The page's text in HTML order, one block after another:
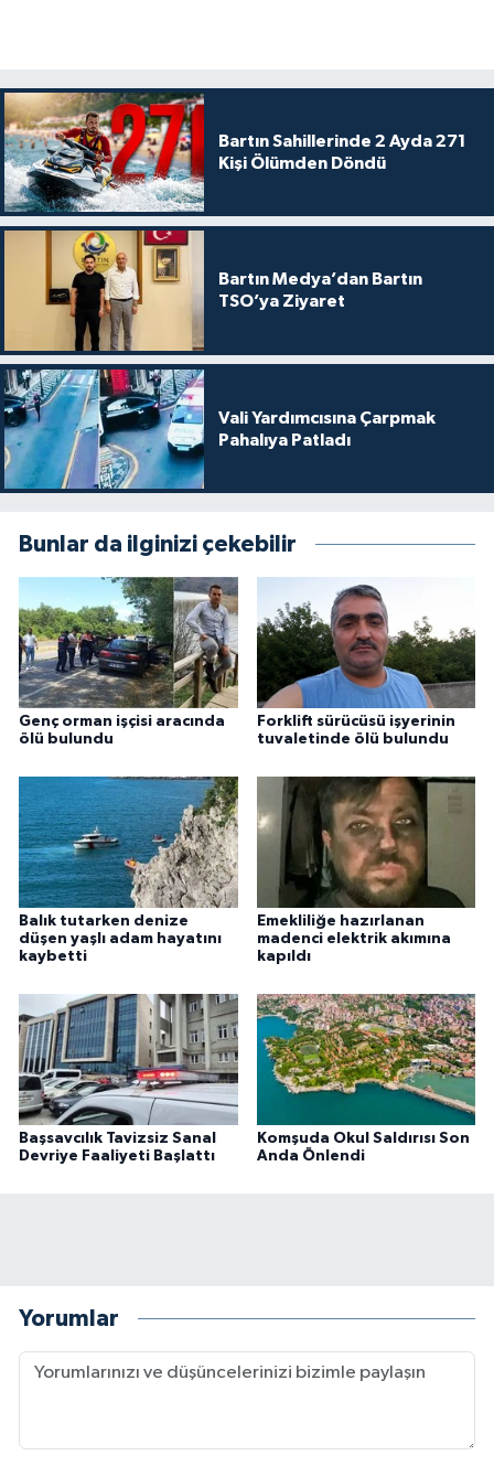
Bartın Sahillerinde 2 Ayda 271
Kişi Ölümden Döndü
Bartın Medya’dan Bartın
TSO’ya Ziyaret
Vali Yardımcısına Çarpmak
Pahalıya Patladı
Bunlar da ilginizi çekebilir
Genç orman işçisi aracında
ölü bulundu
Forklift sürücüsü işyerinin
tuvaletinde ölü bulundu
Balık tutarken denize
düşen yaşlı adam hayatını
kaybetti
Emekliliğe hazırlanan
madenci elektrik akımına
kapıldı
Başsavcılık Tavizsiz Sanal
Devriye Faaliyeti Başlattı
Komşuda Okul Saldırısı Son
Anda Önlendi
Yorumlar